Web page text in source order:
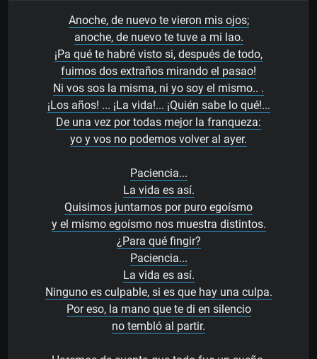
Anoche, de nuevo te vieron mis ojos;
anoche, de nuevo te tuve a mi lao.
¡Pa qué te habré visto si, después de todo,
fuimos dos extraños mirando el pasao!
Ni vos sos la misma, ni yo soy el mismo.. .
¡Los años! ... ¡La vida!... ¡Quién sabe lo qué!...
De una vez por todas mejor la franqueza:
yo y vos no podemos volver al ayer.
Paciencia...
La vida es así.
Quisimos juntarnos por puro egoísmo
y el mismo egoísmo nos muestra distintos.
¿Para qué fingir?
Paciencia...
La vida es así.
Ninguno es culpable, si es que hay una culpa.
Por eso, la mano que te di en silencio
no tembló al partir.